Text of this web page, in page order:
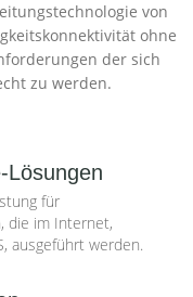
von
ohne
der sich
zu werden.
Lösungen
für
die im Internet,
ausgeführt werden.